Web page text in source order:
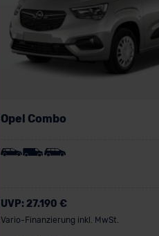
Opel Combo
UVP:27.190 €
Vario-Finanzierung inkl. MwSt.